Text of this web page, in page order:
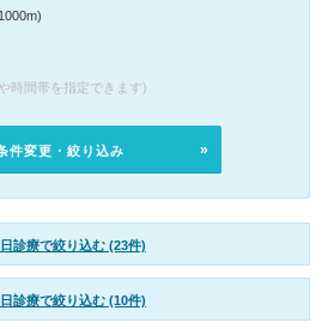
時間帯を指定できます)
件変更・絞り込み
診療で絞り込む (23件)
診療で絞り込む (10件)